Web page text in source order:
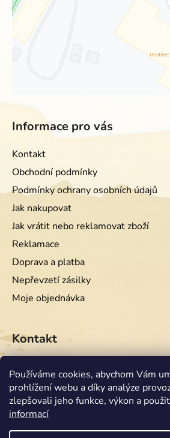
Používáme cookies, abychom Vám
prohlížení webu a díky analýze
zlepšovali jeho funkce, výkon a
informací
Informace pro vás
Kontakt
Obchodní podmínky
Podmínky ochrany osobních údajů
Jak nakupovat
Jak vrátit nebo reklamovat zboží
Reklamace
Doprava a platba
Nepřevzetí zásilky
Moje objednávka
Kontakt
info @equiwest.cz
+420724001554